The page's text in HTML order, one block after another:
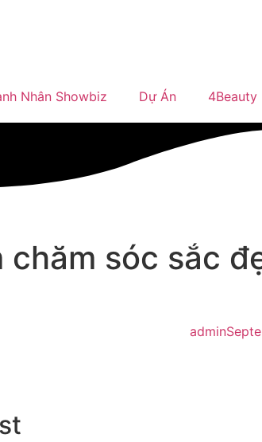
Nhân Showbiz Dự Án 4Beauty
chăm sóc sắc
admin